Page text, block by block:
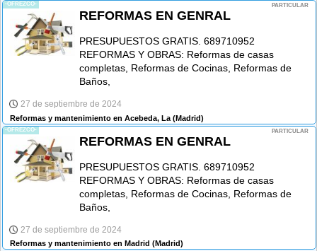
-OFREZCO- PARTICULAR
REFORMAS EN GENRAL
PRESUPUESTOS GRATIS. 689710952
REFORMAS Y OBRAS: Reformas de casas
completas, Reformas de Cocinas, Reformas de
Baños,
27 de septiembre de 2024
Reformas y mantenimiento en Acebeda, La (Madrid)
-OFREZCO- PARTICULAR
REFORMAS EN GENRAL
PRESUPUESTOS GRATIS. 689710952
REFORMAS Y OBRAS: Reformas de casas
completas, Reformas de Cocinas, Reformas de
Baños,
27 de septiembre de 2024
Reformas y mantenimiento en Madrid (Madrid)